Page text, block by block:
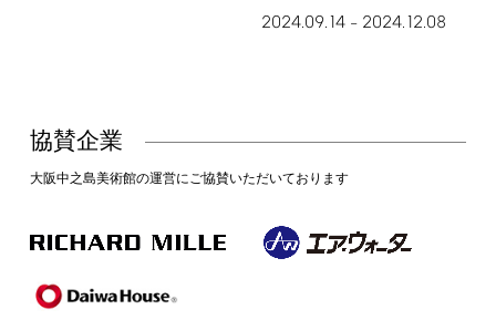
2024.09.14– 2024.12.08
協賛企業
大阪中之島美術館の運営にご協賛いただいております